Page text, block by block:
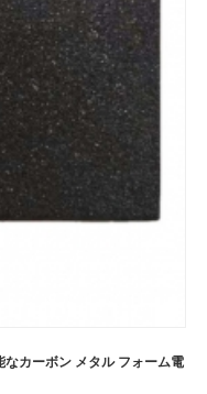
カーボン メタル フォーム電